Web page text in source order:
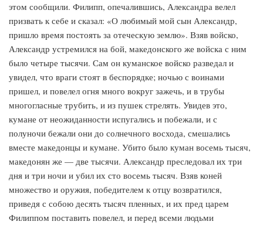
этом сообщили. Филипп, опечалившись, Александра велел
призвать к себе и сказал: «О любимый мой сын Александр,
пришло время постоять за отеческую землю». Взяв войско,
Александр устремился на бой, македонского же войска с ним
было четыре тысячи. Сам он куманское войско разведал и
увидел, что враги стоят в беспорядке; ночью с воинами
пришел, и повелел огня много вокруг зажечь, и в трубы
многогласные трубить, и из пушек стрелять. Увидев это,
кумане от неожиданности испугались и побежали, и с
полуночи бежали они до солнечного восхода, смешались
вместе македонцы и кумане. Убито было куман восемь тысяч,
македонян же — две тысячи. Александр преследовал их три
дня и три ночи и убил их сто восемь тысяч. Взяв коней
множество и оружия, победителем к отцу возвратился,
приведя с собою десять тысяч пленных, и их пред царем
Филиппом поставить повелел, и перед всеми людьми